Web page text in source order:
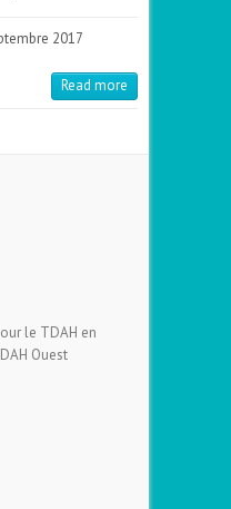
2017
Read more
le TDAH en
Ouest